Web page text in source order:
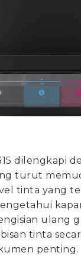
dilengkapi
turut
tinta yang
ulang
tinta
penting.